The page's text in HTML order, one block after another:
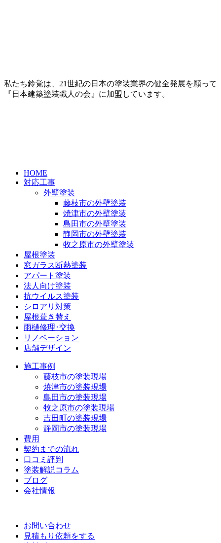
私たち鈴覚は、21世紀の日本の塗装業界の健全発展を願って
『日本建築塗装職人の会』に加盟しています。
HOME
対応工事
外壁塗装
藤枝市の外壁塗装
焼津市の外壁塗装
島田市の外壁塗装
静岡市の外壁塗装
牧之原市の外壁塗装
屋根塗装
窓ガラス断熱塗装
アパート塗装
法人向け塗装
抗ウイルス塗装
シロアリ対策
屋根葺き替え
雨樋修理･交換
リノベーション
店舗デザイン
施工事例
藤枝市の塗装現場
焼津市の塗装現場
島田市の塗装現場
牧之原市の塗装現場
吉田町の塗装現場
静岡市の塗装現場
費用
契約までの流れ
口コミ評判
塗装解説コラム
ブログ
会社情報
お問い合わせ
見積もり依頼をする